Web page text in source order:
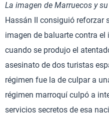
La imagen de Marruecos y
Hassán II consiguió reforzar
imagen de baluarte contra
cuando se produjo el
asesinato de dos turistas
régimen fue la de culpar a
régimen marroquí culpó a
servicios secretos de esa